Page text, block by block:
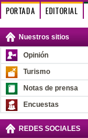
PORTADA EDITORIAL
Nuestros sitios
Opinión
Turismo
Notas de prensa
Encuestas
REDES SOCIALES